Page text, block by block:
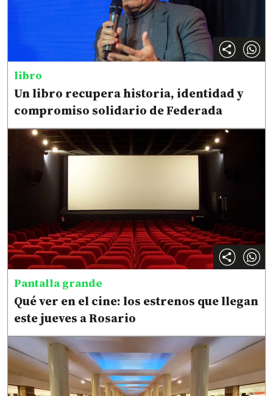
libro
Un libro recupera historia, identidad y
compromiso solidario de Federada
Pantalla grande
Qué ver en el cine: los estrenos que llegan
este jueves a Rosario